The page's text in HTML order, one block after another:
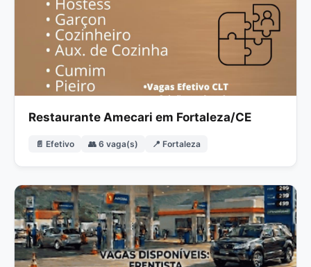
Restaurante Amecari em Fortaleza/CE
📄 Efetivo 👥 6 vaga(s) 📍 Fortaleza